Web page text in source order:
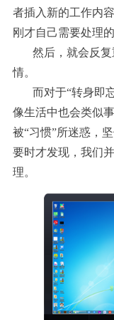
者插入新的工作内
刚才自己需要处理的
然后，就会反
情。
而对于“转身即
像生活中也会类似
被“习惯”所迷惑，
要时才发现，我们
理。